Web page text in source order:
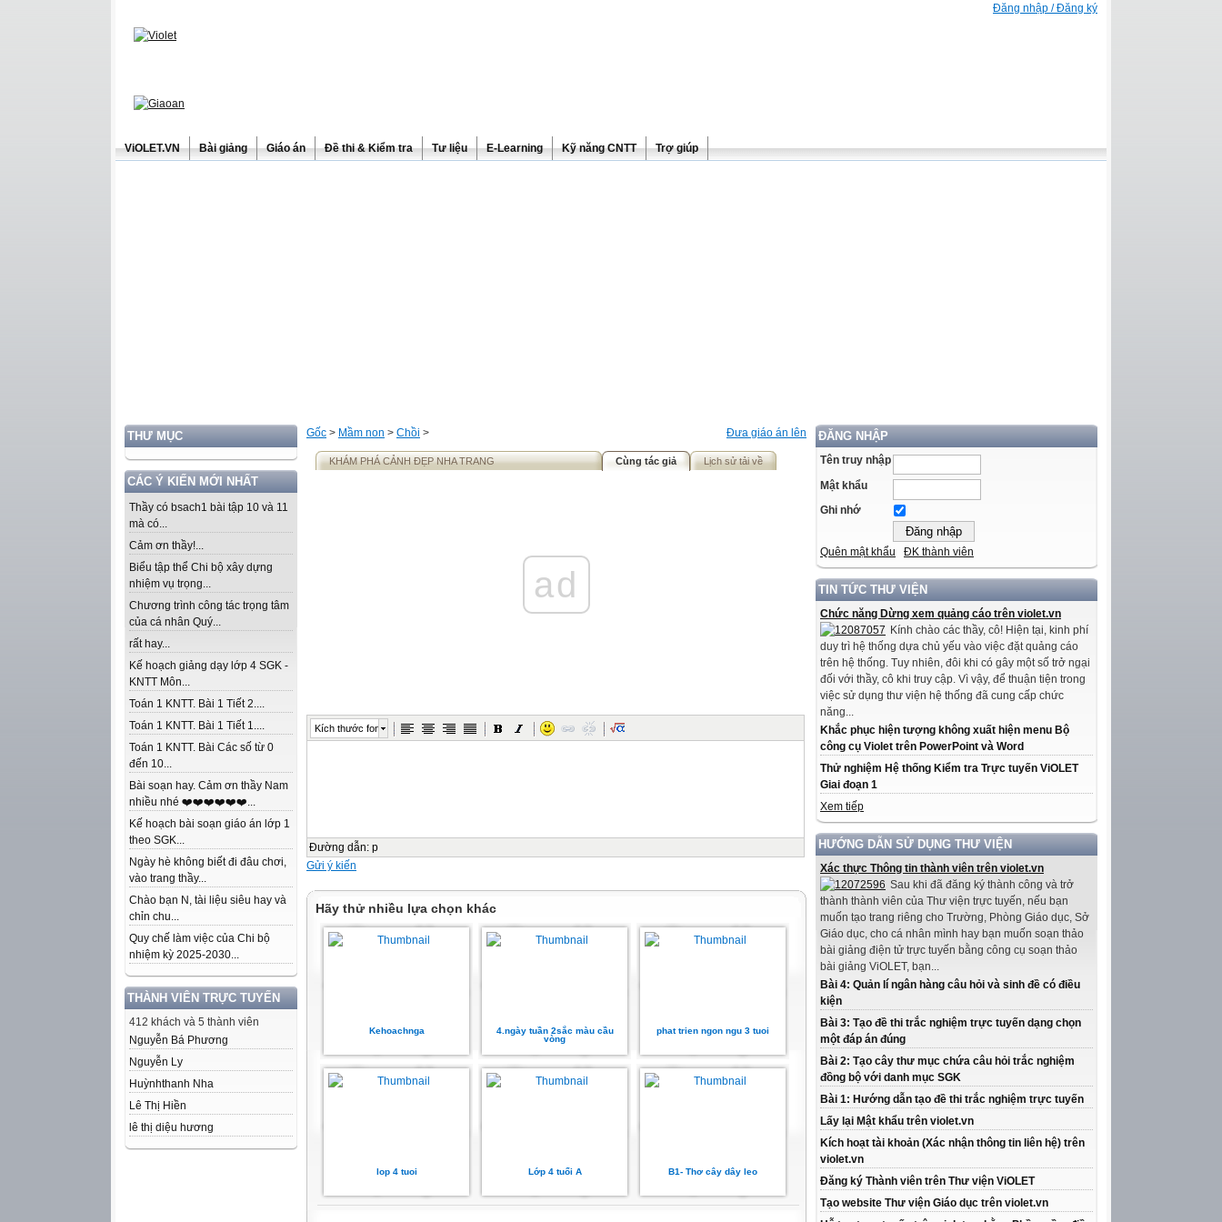
Đăng nhập / Đăng ký
ViOLET.VN Bài giảng Giáo án Đề thi & Kiểm tra Tư liệu E-Learning Kỹ năng CNTT Trợ giúp
THƯ MỤC
CÁC Ý KIẾN MỚI NHẤT
Thầy có bsach1 bài tập 10 và 11
mà có...
Cảm ơn thầy!...
Biểu tập thể Chi bộ xây dựng
nhiệm vụ trọng...
Chương trình công tác trọng tâm
của cá nhân Quý...
rất hay...
Kế hoạch giảng dạy lớp 4 SGK -
KNTT Môn...
Toán 1 KNTT. Bài 1 Tiết 2....
Toán 1 KNTT. Bài 1 Tiết 1....
Toán 1 KNTT. Bài Các số từ 0
đến 10...
Bài soạn hay. Cảm ơn thầy Nam
nhiều nhé ❤️❤️❤️❤️❤️❤️...
Kế hoạch bài soạn giáo án lớp 1
theo SGK...
Ngày hè không biết đi đâu chơi,
vào trang thầy...
Chào bạn N, tài liệu siêu hay và
chỉn chu...
Quy chế làm việc của Chi bộ
nhiệm kỳ 2025-2030...
THÀNH VIÊN TRỰC TUYẾN
412 khách và 5 thành viên
Nguyễn Bá Phương
Nguyễn Ly
Huỳnhthanh Nha
Lê Thị Hiền
lê thị diệu hương
ĐĂNG NHẬP
Tên truy nhập
Mật khẩu
Ghi nhớ
Quên mật khẩu ĐK thành viên
TIN TỨC THƯ VIỆN
Chức năng Dừng xem quảng cáo trên violet.vn
Kính chào các thầy, cô! Hiện tại, kinh phí
duy trì hệ thống dựa chủ yếu vào việc đặt quảng cáo
trên hệ thống. Tuy nhiên, đôi khi có gây một số trở ngại
đối với thầy, cô khi truy cập. Vì vậy, để thuận tiện trong
việc sử dụng thư viện hệ thống đã cung cấp chức
năng...
Khắc phục hiện tượng không xuất hiện menu Bộ
công cụ Violet trên PowerPoint và Word
Thử nghiệm Hệ thống Kiểm tra Trực tuyến ViOLET
Giai đoạn 1
Xem tiếp
HƯỚNG DẪN SỬ DỤNG THƯ VIỆN
Xác thực Thông tin thành viên trên violet.vn
Sau khi đã đăng ký thành công và trở
thành thành viên của Thư viện trực tuyến, nếu bạn
muốn tạo trang riêng cho Trường, Phòng Giáo dục, Sở
Giáo dục, cho cá nhân mình hay bạn muốn soạn thảo
bài giảng điện tử trực tuyến bằng công cụ soạn thảo
bài giảng ViOLET, bạn...
Bài 4: Quản lí ngân hàng câu hỏi và sinh đề có điều
kiện
Bài 3: Tạo đề thi trắc nghiệm trực tuyến dạng chọn
một đáp án đúng
Bài 2: Tạo cây thư mục chứa câu hỏi trắc nghiệm
đồng bộ với danh mục SGK
Bài 1: Hướng dẫn tạo đề thi trắc nghiệm trực tuyến
Lấy lại Mật khẩu trên violet.vn
Kích hoạt tài khoản (Xác nhận thông tin liên hệ) trên
violet.vn
Đăng ký Thành viên trên Thư viện ViOLET
Tạo website Thư viện Giáo dục trên violet.vn
Đưa giáo án lên
Gốc > Mầm non > Chồi >
KHÁM PHÁ CẢNH ĐẸP NHA TRANG Cùng tác giả Lịch sử tải về
ad
Kích thước font
Đường dẫn: p
Gửi ý kiến
Hãy thử nhiều lựa chọn khác
Kehoachnga
4.ngày tuần 2sắc màu cầu
vòng
phat trien ngon ngu 3 tuoi
lop 4 tuoi Lớp 4 tuổi A B1- Thơ cây dây leo